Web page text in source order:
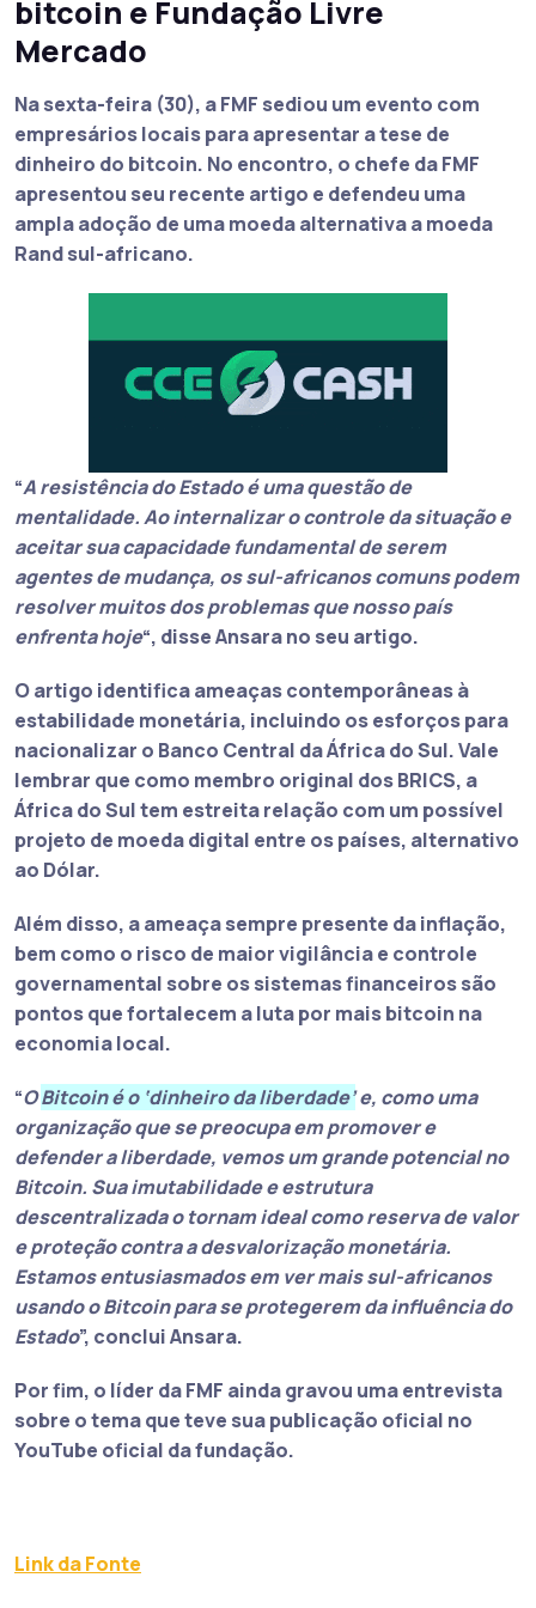
bitcoin e Fundação Livre
Mercado
Na sexta-feira (30), a FMF sediou um evento com
empresários locais para apresentar a tese de
dinheiro do bitcoin. No encontro, o chefe da FMF
apresentou seu recente artigo e defendeu uma
ampla adoção de uma moeda alternativa a moeda
Rand sul-africano.
“A resistência do Estado é uma questão de
mentalidade. Ao internalizar o controle da situação e
aceitar sua capacidade fundamental de serem
agentes de mudança, os sul-africanos comuns podem
resolver muitos dos problemas que nosso país
enfrenta hoje“, disse Ansara no seu artigo.
O artigo identifica ameaças contemporâneas à
estabilidade monetária, incluindo os esforços para
nacionalizar o Banco Central da África do Sul. Vale
lembrar que como membro original dosBRICS, a
África do Sul tem estreita relação com um possível
projeto de moeda digital entre os países, alternativo
ao Dólar.
Além disso, a ameaça sempre presente da inflação,
bem como o risco de maior vigilância e controle
governamental sobre os sistemas financeiros são
pontos que fortalecem a luta por mais bitcoin na
economia local.
“OBitcoin é o ‘dinheiro da liberdade’e, como uma
organização que se preocupa em promover e
defender a liberdade, vemos um grande potencial no
Bitcoin. Sua imutabilidade e estrutura
descentralizada o tornam ideal como reserva de valor
e proteção contra a desvalorização monetária.
Estamos entusiasmados em ver mais sul-africanos
usando o Bitcoin para se protegerem da influência do
Estado”, conclui Ansara.
Por fim, o líder da FMF ainda gravou uma entrevista
sobre o tema que teve sua publicação oficial no
YouTube oficial da fundação.
Link da Fonte